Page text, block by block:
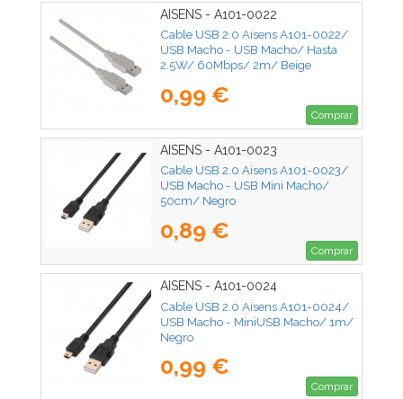
AISENS - A101-0022
Cable USB 2.0 Aisens A101-0022/
USB Macho - USB Macho/ Hasta
2.5W/ 60Mbps/ 2m/ Beige
0,99 €
Comprar
AISENS - A101-0023
Cable USB 2.0 Aisens A101-0023/
USB Macho - USB Mini Macho/
50cm/ Negro
0,89 €
Comprar
AISENS - A101-0024
Cable USB 2.0 Aisens A101-0024/
USB Macho - MiniUSB Macho/ 1m/
Negro
0,99 €
Comprar